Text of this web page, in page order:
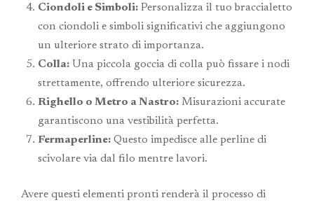
Ciondoli e Simboli: Personalizza il tuo braccialetto
con ciondoli e simboli significativi che aggiungono
un ulteriore strato di importanza.
Colla: Una piccola goccia di colla può fissare i nodi
strettamente, offrendo ulteriore sicurezza.
Righello o Metro a Nastro: Misurazioni accurate
garantiscono una vestibilità perfetta.
Fermaperline: Questo impedisce alle perline di
scivolare via dal filo mentre lavori.
Avere questi elementi pronti renderà il processo di